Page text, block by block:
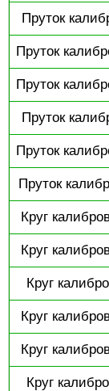
Пруток
Пруток
Пруток
Пруток
Пруток
Пруток
Круг
Круг
Круг
Круг
Круг
Круг